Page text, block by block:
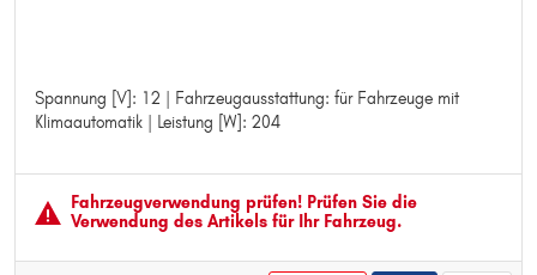
Spannung [V]: 12 | Fahrzeugausstattung: für Fahrzeuge mit
Klimaautomatik | Leistung [W]: 204
Spannung [V]: 12
Fahrzeugausstattung: für Fahrzeuge mit Klimaautomatik
Fahrzeugver­wendung prüfen! Prüfen Sie die
Verwendung des Artikels für Ihr Fahrzeug.